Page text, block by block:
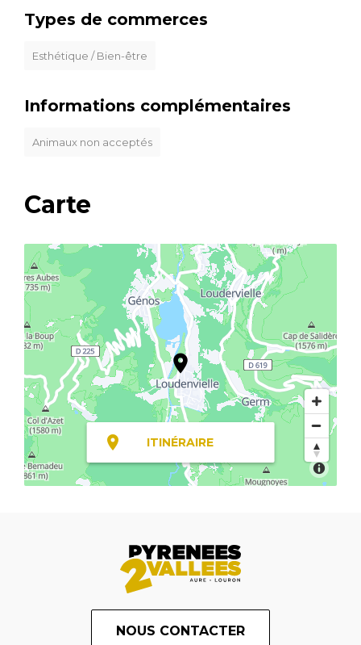
Types de commerces
Esthétique / Bien-être
Informations complémentaires
Animaux non acceptés
Carte
ITINÉRAIRE
NOUS CONTACTER